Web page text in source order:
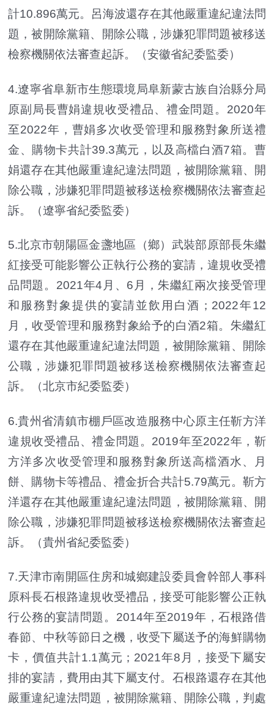
計10.896萬元。呂海波還存在其他嚴重違紀違法問
題，被開除黨籍、開除公職，涉嫌犯罪問題被移送
檢察機關依法審查起訴。（安徽省紀委監委）
4.遼寧省阜新市生態環境局阜新蒙古族自治縣分局
原副局長曹娟違規收受禮品、禮金問題。2020年
至2022年，曹娟多次收受管理和服務對象所送禮
金、購物卡共計39.3萬元，以及高檔白酒7箱。曹
娟還存在其他嚴重違紀違法問題，被開除黨籍、開
除公職，涉嫌犯罪問題被移送檢察機關依法審查起
訴。（遼寧省紀委監委）
5.北京市朝陽區金盞地區（鄉）武裝部原部長朱繼
紅接受可能影響公正執行公務的宴請，違規收受禮
品問題。2021年4月、6月，朱繼紅兩次接受管理
和服務對象提供的宴請並飲用白酒；2022年12
月，收受管理和服務對象給予的白酒2箱。朱繼紅
還存在其他嚴重違紀違法問題，被開除黨籍、開除
公職，涉嫌犯罪問題被移送檢察機關依法審查起
訴。（北京市紀委監委）
6.貴州省清鎮市棚戶區改造服務中心原主任靳方洋
違規收受禮品、禮金問題。2019年至2022年，靳
方洋多次收受管理和服務對象所送高檔酒水、月
餅、購物卡等禮品、禮金折合共計5.79萬元。靳方
洋還存在其他嚴重違紀違法問題，被開除黨籍、開
除公職，涉嫌犯罪問題被移送檢察機關依法審查起
訴。（貴州省紀委監委）
7.天津市南開區住房和城鄉建設委員會幹部人事科
原科長石根路違規收受禮品，接受可能影響公正執
行公務的宴請問題。2014年至2019年，石根路借
春節、中秋等節日之機，收受下屬送予的海鮮購物
卡，價值共計1.1萬元；2021年8月，接受下屬安
排的宴請，費用由其下屬支付。石根路還存在其他
嚴重違紀違法問題，被開除黨籍、開除公職，判處